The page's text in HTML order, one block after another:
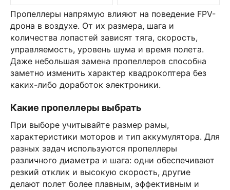
Пропеллеры напрямую влияют на поведение FPV-
дрона в воздухе. От их размера, шага и
количества лопастей зависят тяга, скорость,
управляемость, уровень шума и время полета.
Даже небольшая замена пропеллеров способна
заметно изменить характер квадрокоптера без
каких-либо доработок электроники.
Какие пропеллеры выбрать
При выборе учитывайте размер рамы,
характеристики моторов и тип аккумулятора. Для
разных задач используются пропеллеры
различного диаметра и шага: одни обеспечивают
резкий отклик и высокую скорость, другие
делают полет более плавным, эффективным и